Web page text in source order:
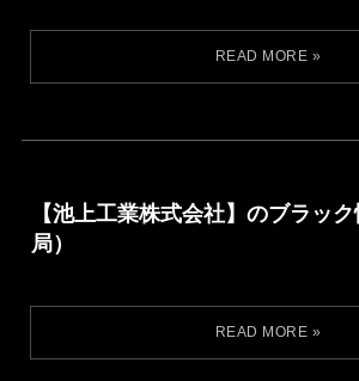
【池上工業株式会社】のブラッ
局）